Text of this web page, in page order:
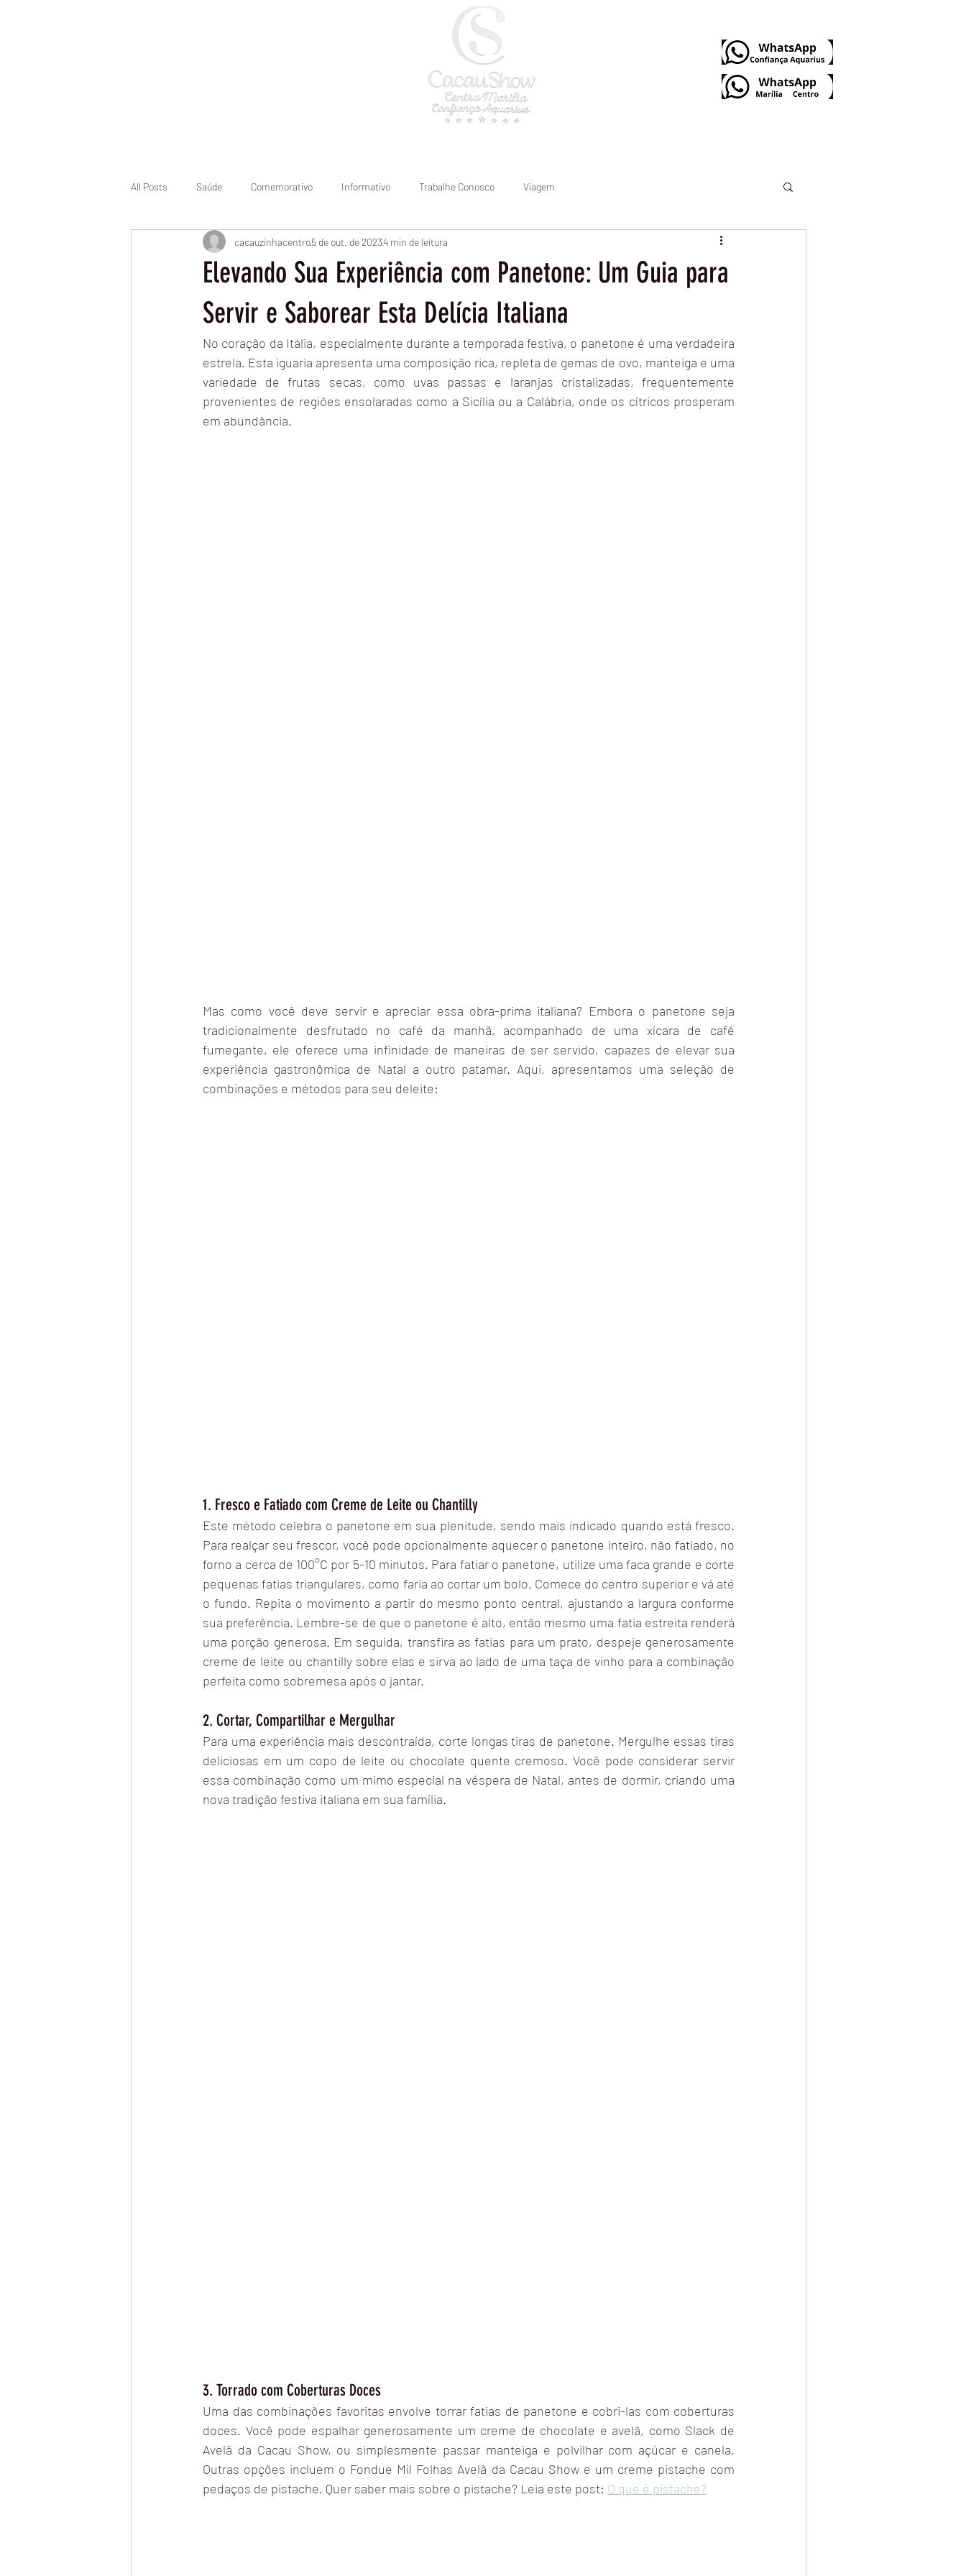
All Posts Saúde Comemorativo Informativo Trabalhe Conosco Viagem
Elevando Sua Experiência com Panetone: Um Guia para
Servir e Saborear Esta Delícia Italiana
cacauzinhacentro5 de out. de 20234 min de leitura
No coração da Itália, especialmente durante a temporada festiva, o panetone é uma verdadeira
estrela. Esta iguaria apresenta uma composição rica, repleta de gemas de ovo, manteiga e uma
variedade de frutas secas, como uvas passas e laranjas cristalizadas, frequentemente
provenientes de regiões ensolaradas como a Sicília ou a Calábria, onde os cítricos prosperam
em abundância.
Mas como você deve servir e apreciar essa obra-prima italiana? Embora o panetone seja
tradicionalmente desfrutado no café da manhã, acompanhado de uma xícara de café
fumegante, ele oferece uma infinidade de maneiras de ser servido, capazes de elevar sua
experiência gastronômica de Natal a outro patamar. Aqui, apresentamos uma seleção de
combinações e métodos para seu deleite:
1. Fresco e Fatiado com Creme de Leite ou Chantilly
Este método celebra o panetone em sua plenitude, sendo mais indicado quando está fresco.
Para realçar seu frescor, você pode opcionalmente aquecer o panetone inteiro, não fatiado, no
forno a cerca de 100°C por 5-10 minutos. Para fatiar o panetone, utilize uma faca grande e corte
pequenas fatias triangulares, como faria ao cortar um bolo. Comece do centro superior e vá até
o fundo. Repita o movimento a partir do mesmo ponto central, ajustando a largura conforme
sua preferência. Lembre-se de que o panetone é alto, então mesmo uma fatia estreita renderá
uma porção generosa. Em seguida, transfira as fatias para um prato, despeje generosamente
creme de leite ou chantilly sobre elas e sirva ao lado de uma taça de vinho para a combinação
perfeita como sobremesa após o jantar.
2. Cortar, Compartilhar e Mergulhar
Para uma experiência mais descontraída, corte longas tiras de panetone. Mergulhe essas tiras
deliciosas em um copo de leite ou chocolate quente cremoso. Você pode considerar servir
essa combinação como um mimo especial na véspera de Natal, antes de dormir, criando uma
nova tradição festiva italiana em sua família.
3. Torrado com Coberturas Doces
Uma das combinações favoritas envolve torrar fatias de panetone e cobri-las com coberturas
doces. Você pode espalhar generosamente um creme de chocolate e avelã, como Slack de
Avelã da Cacau Show, ou simplesmente passar manteiga e polvilhar com açúcar e canela.
Outras opções incluem o Fondue Mil Folhas Avelã da Cacau Show e um creme pistache com
pedaços de pistache. Quer saber mais sobre o pistache? Leia este post: O que é pistache?